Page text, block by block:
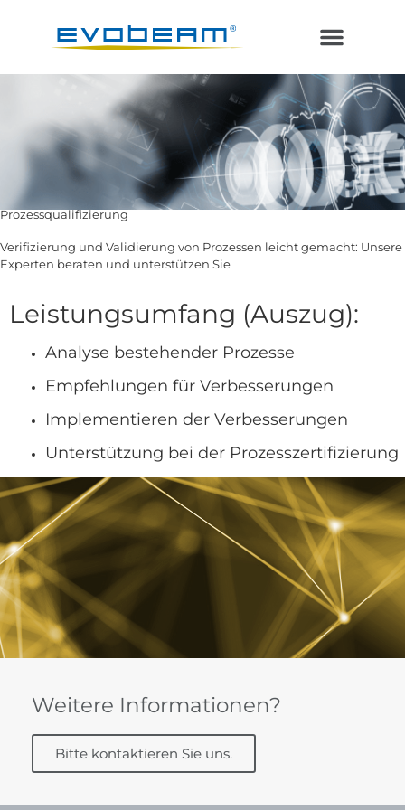
Prozessqualifizierung
Verifizierung und Validierung von Prozessen leicht gemacht: Unsere
Experten beraten und unterstützen Sie
Leistungsumfang (Auszug):
Analyse bestehender Prozesse
Empfehlungen für Verbesserungen
Implementieren der Verbesserungen
Unterstützung bei der Prozesszertifizierung
Weitere Informationen?
Bitte kontaktieren Sie uns.